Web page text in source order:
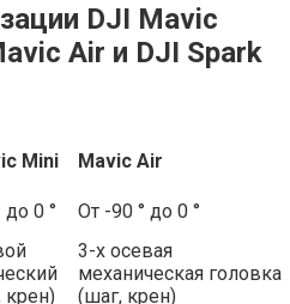
DJI Mavic
Аir и DJI Spark
Mini
Mavic Аir
до 0 ° От -90 ° до 0 °
крен)
3-х осевая
механическая головка
(шаг, крен)